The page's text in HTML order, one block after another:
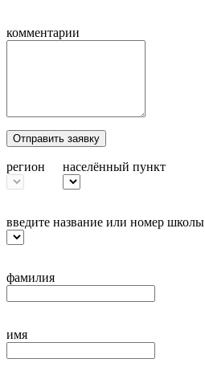
комментарии
Отправить заявку
регион населённый пункт
введите название или номер школы
фамилия
имя